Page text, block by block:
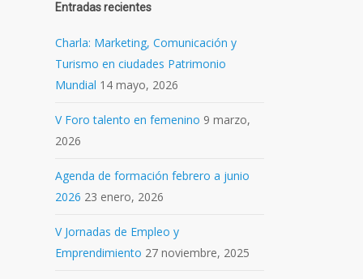
Entradas recientes
Charla: Marketing, Comunicación y
Turismo en ciudades Patrimonio
Mundial 14 mayo, 2026
V Foro talento en femenino 9 marzo,
2026
Agenda de formación febrero a junio
2026 23 enero, 2026
V Jornadas de Empleo y
Emprendimiento 27 noviembre, 2025